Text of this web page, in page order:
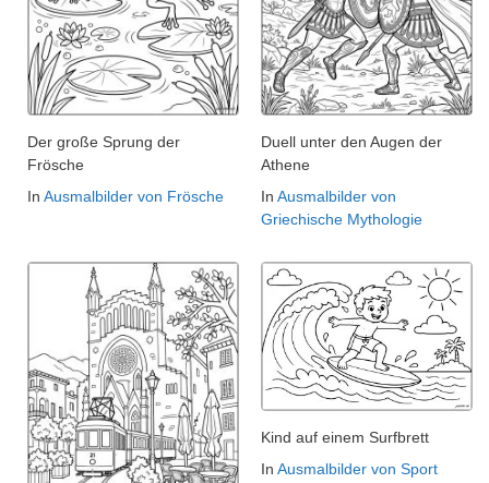
Der große Sprung der
Frösche
In Ausmalbilder von Frösche
Duell unter den Augen der
Athene
In Ausmalbilder von
Griechische Mythologie
Kind auf einem Surfbrett
In Ausmalbilder von Sport